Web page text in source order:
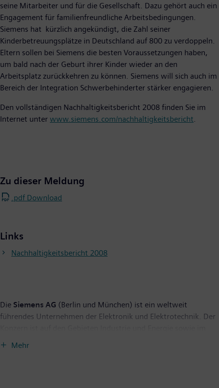
seine Mitarbeiter und für die Gesellschaft. Dazu gehört auch ein
Engagement für familienfreundliche Arbeitsbedingungen.
Siemens hat kürzlich angekündigt, die Zahl seiner
Kinderbetreuungsplätze in Deutschland auf 800 zu verdoppeln.
Eltern sollen bei Siemens die besten Voraussetzungen haben,
um bald nach der Geburt ihrer Kinder wieder an den
Arbeitsplatz zurückkehren zu können. Siemens will sich auch im
Bereich der Integration Schwerbehinderter stärker engagieren.
Den vollständigen Nachhaltigkeitsbericht 2008 finden Sie im
Internet unter www.siemens.com/nachhaltigkeitsbericht
Zu dieser Meldung
.pdf Download
Links
Nachhaltigkeitsbericht 2008
Die Siemens AG (Berlin und München) ist ein weltweit
führendes Unternehmen der Elektronik und Elektrotechnik. Der
Mehr